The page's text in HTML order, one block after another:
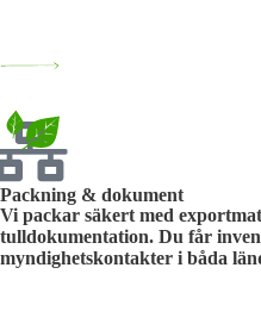
Packning & dokument
Vi packar säkert med
tulldokumentation. Du får
myndighetskontakter i båda